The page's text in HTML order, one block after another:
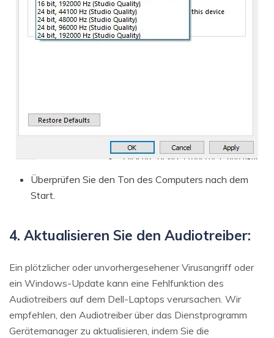
Überprüfen Sie den Ton des Computers nach dem
Start.
4. Aktualisieren Sie den Audiotreiber:
Ein plötzlicher oder unvorhergesehener Virusangriff oder
ein Windows-Update kann eine Fehlfunktion des
Audiotreibers auf dem Dell-Laptops verursachen. Wir
empfehlen, den Audiotreiber über das Dienstprogramm
Gerätemanager zu aktualisieren, indem Sie die